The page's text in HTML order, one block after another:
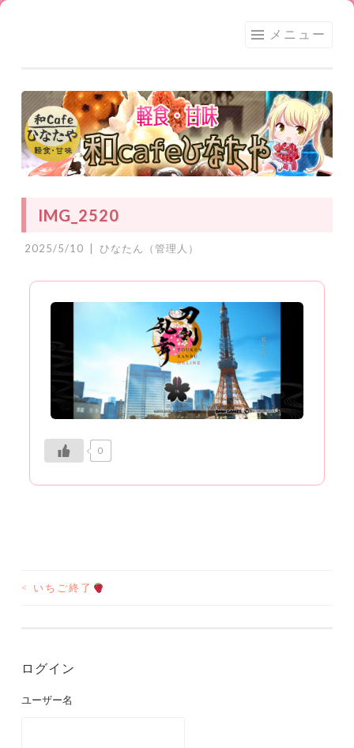
ン
ツ
へ
ス
キ
ッ
ひな
たや
メニュー
IMG_2520
2025/5/10 ひなたん（管理人）
0
投
ナ
ビ
< いちご終了
ログイン
ユーザー名